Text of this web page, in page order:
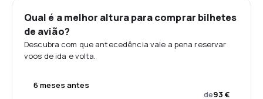
Qual é a melhor altura para comprar bilhetes
de avião?
Descubra com que antecedência vale a pena reservar
voos de ida e volta.
6 meses antes
de93 €